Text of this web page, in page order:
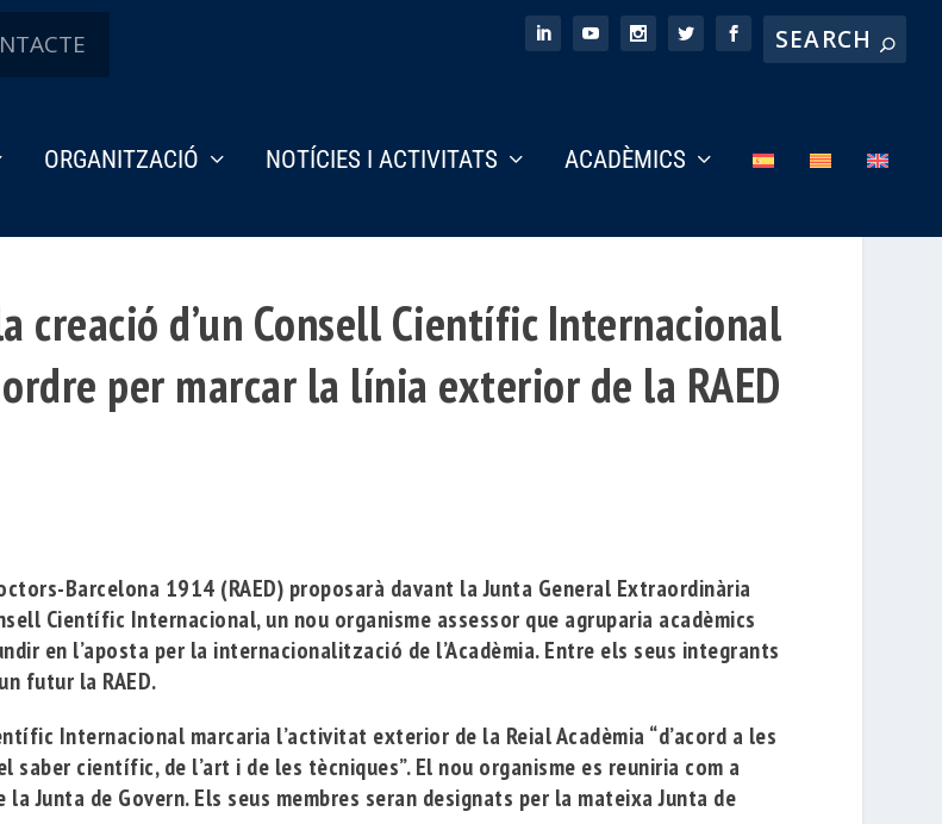
ORGANITZACIÓ NOTÍCIES I ACTIVITATS ACADÈMICS
creació d’un Consell Científic Internacional
per marcar la línia exterior de la RAED
Barcelona 1914 (RAED) proposarà davant la Junta General Extraordinària
Científic Internacional, un nou organisme assessor que agruparia acadèmics
en l’aposta per la internacionalització de l’Acadèmia. Entre els seus integrants
futur la RAED.
Internacional marcaria l’activitat exterior de la Reial Acadèmia “d’acord a les
científic, de l’art i de les tècniques”. El nou organisme es reuniria com a
Junta de Govern. Els seus membres seran designats per la mateixa Junta de